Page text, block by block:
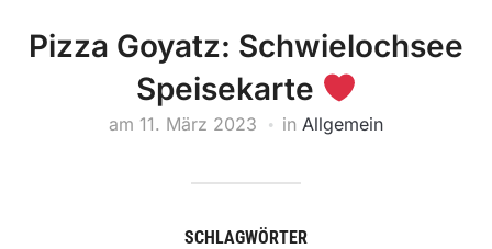
Pizza Goyatz: Schwielochsee
Speisekarte
am 11. März 2023 in Allgemein
SCHLAGWÖRTER